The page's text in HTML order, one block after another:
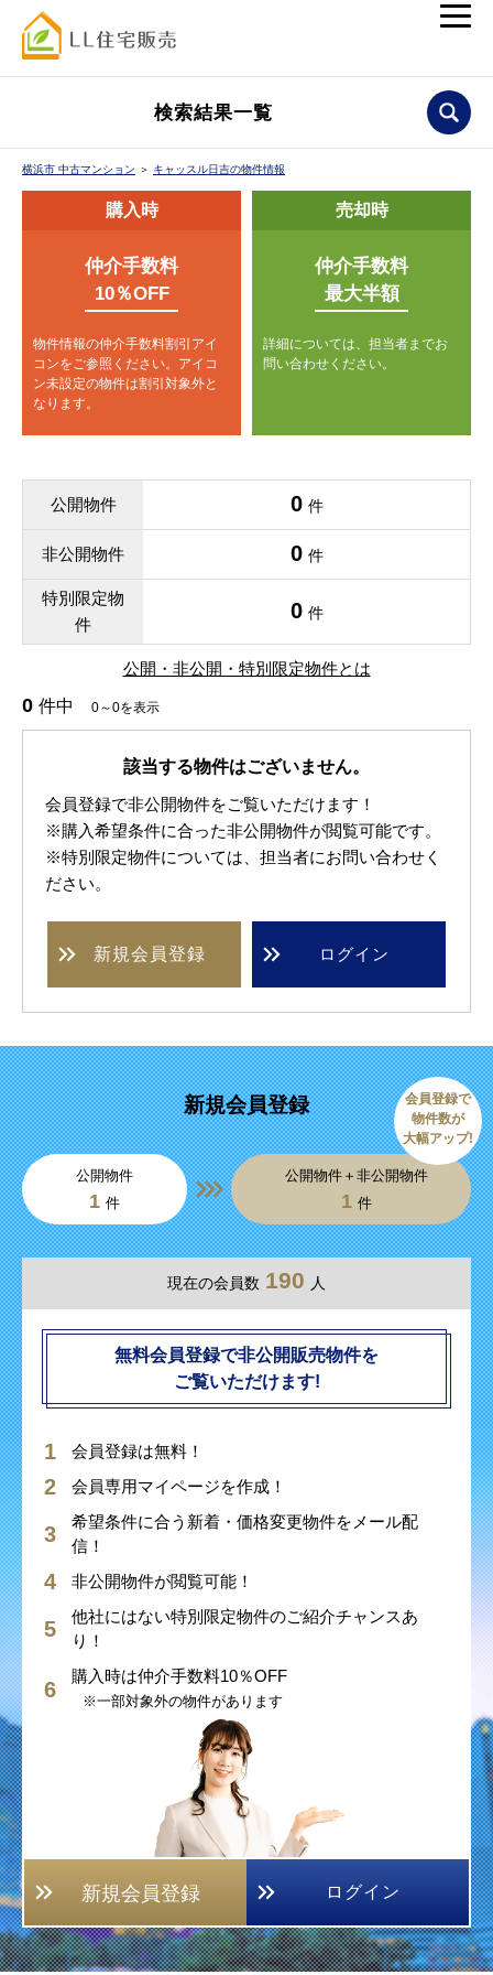
検索結果一覧
横浜市 中古マンション ＞ キャッスル日吉の物件情報
購入時
仲介手数料
10％OFF
物件情報の仲介手数料割引アイ
コンをご参照ください。 アイコ
ン未設定の物件は割引対象外と
なります。
売却時
仲介手数料
最大半額
詳細については、担当者までお
問い合わせください。
公開物件 0 件
非公開物件 0 件
特別限定物
件
0 件
公開・非公開・特別限定物件とは
0 件中 0～0を表示
該当する物件はございません。
会員登録で非公開物件をご覧いただけます！
※購入希望条件に合った非公開物件が閲覧可能です。
※特別限定物件については、担当者にお問い合わせく
ださい。
新規会員登録 ログイン
新規会員登録
公開物件
1 件
公開物件＋非公開物件
1 件
会員登録で
物件数が
大幅アップ!
現在の会員数 190 人
無料会員登録で非公開販売物件を
ご覧いただけます!
会員登録は無料！
会員専用マイページを作成！
希望条件に合う新着・価格変更物件をメール配
信！
非公開物件が閲覧可能！
他社にはない特別限定物件のご紹介チャンスあ
り！
購入時は仲介手数料10％OFF
※一部対象外の物件があります
新規会員登録 ログイン